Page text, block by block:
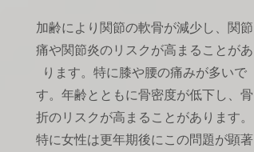
加齢により関節の軟骨が減少し、関節
痛や関節炎のリスクが高まることがあ
ります。特に膝や腰の痛みが多いで
す。年齢とともに骨密度が低下し、骨
折のリスクが高まることがあります。
特に女性は更年期後にこの問題が顕著